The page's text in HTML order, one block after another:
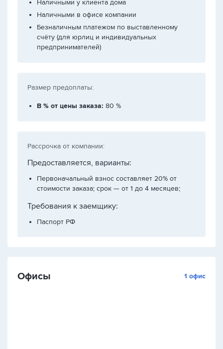
Наличными у клиента дома
Наличными в офисе компании
Безналичным платежом по выставленному
счёту (для юрлиц и индивидуальных
предпринимателей)
Размер предоплаты:
В % от цены заказа: 80 %
Рассрочка от компании:
Предоставляется, варианты:
Первоначальный взнос составляет 20% от
стоимости заказа; срок — от 1 до 4 месяцев;
Требования к заемщику:
Паспорт РФ
Офисы 1 офис